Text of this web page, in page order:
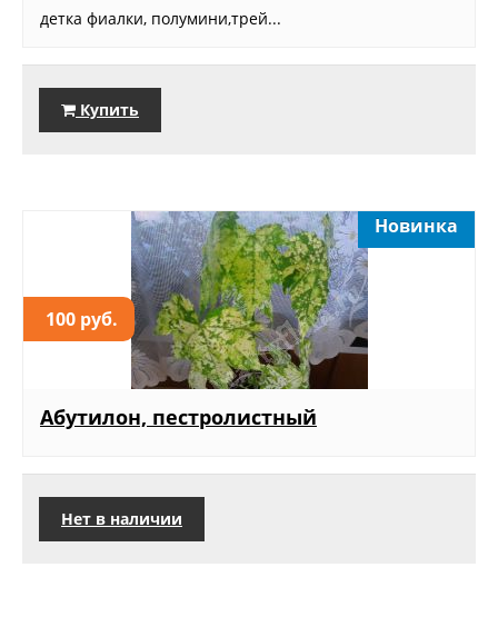
детка фиалки, полумини,трей...
Купить
100 руб.
Новинка
Абутилон, пестролистный
Нет в наличии